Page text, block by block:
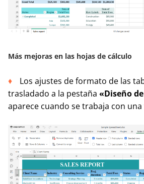
Más mejoras en las hojas de cálculo
Los ajustes de formato de las
trasladado a la pestaña «Diseño
aparece cuando se trabaja con una